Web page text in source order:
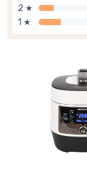
2 ★
1 ★